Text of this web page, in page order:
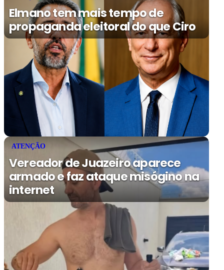
Elmano tem mais tempo de
propaganda eleitoral do que Ciro
ATENÇÃO
Vereador de Juazeiro aparece
armado e faz ataque misógino na
internet